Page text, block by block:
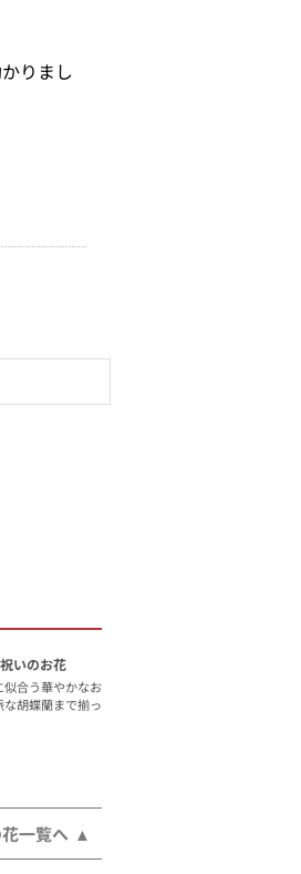
りまし
いのお花
合う華やかなお花です。手頃なアレン
胡蝶蘭まで揃っています。
一覧へ